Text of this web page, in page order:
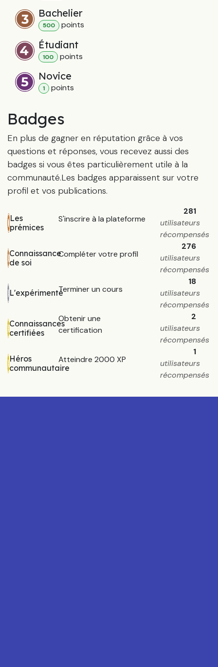
Bachelier
500 points
Étudiant
100 points
Novice
1 points
Badges
En plus de gagner en réputation grâce à vos
questions et réponses, vous recevez aussi des
badges si vous êtes particulièrement utile à la
communauté.Les badges apparaissent sur votre
profil et vos publications.
Les
prémices
S'inscrire à la plateforme
281
utilisateurs
récompensés
Connaissance
de soi
Compléter votre profil
276
utilisateurs
récompensés
L'expérimentéTerminer un cours
18
utilisateurs
récompensés
Connaissances
certifiées
Obtenir une
certification
2
utilisateurs
récompensés
Héros
communautaire
Atteindre 2000 XP
1
utilisateurs
récompensés